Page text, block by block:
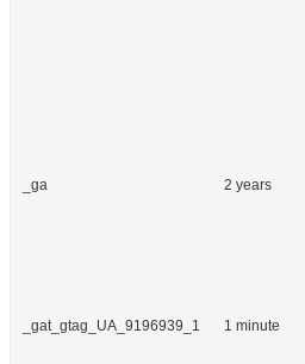
_ga 2 years
_gat_gtag_UA_9196939_1 1 minute